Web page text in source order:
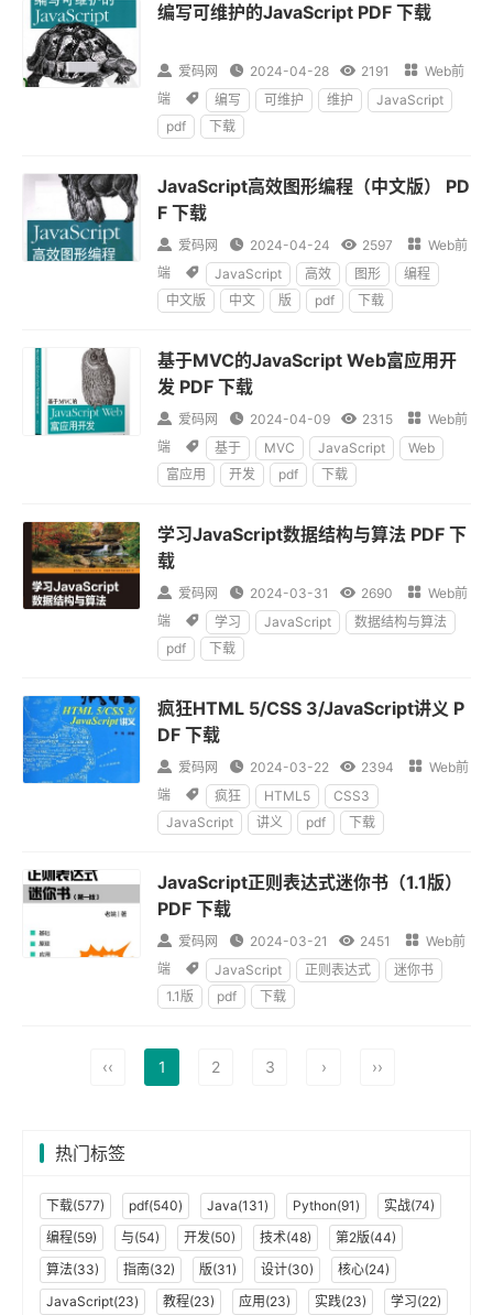
编写可维护的JavaScript PDF 下载
 爱码网  2024-04-28  2191  Web前
端
 编写 可维护 维护
JavaScript
pdf
下载
JavaScript高效图形编程（中文版） PD
F 下载
 爱码网  2024-04-24  2597  Web前
端
 JavaScript 高效 图形
编程
中文版
中文 版 pdf 下载
基于MVC的JavaScript Web富应用开
发 PDF 下载
 爱码网  2024-04-09  2315  Web前
端
 基于 MVC JavaScript
Web
富应用
开发 pdf 下载
学习JavaScript数据结构与算法 PDF 下
载
 爱码网  2024-03-31  2690  Web前
端
 学习 JavaScript
数据结构与算法
pdf
下载
疯狂HTML 5/CSS 3/JavaScript讲义 P
DF 下载
 爱码网  2024-03-22  2394  Web前
端
 疯狂 HTML5
CSS3
JavaScript
讲义 pdf 下载
JavaScript正则表达式迷你书（1.1版）
PDF 下载
 爱码网  2024-03-21  2451  Web前
端
 JavaScript 正则表达式
迷你书
1.1版
pdf 下载
‹‹ 1 2 3 › ››
热门标签
下载(577) pdf(540) Java(131) Python(91)
实战(74)
编程(59)
与(54) 开发(50) 技术(48)
第2版(44)
算法(33)
指南(32) 版(31) 设计(30)
核心(24)
JavaScript(23)
教程(23) 应用(23) 实践(23)
学习(22)